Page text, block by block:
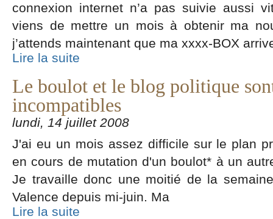
connexion internet n’a pas suivie aussi
viens de mettre un mois à obtenir ma
j’attends maintenant que ma xxxx-BOX
Lire la suite
Le boulot et le blog politique
incompatibles
lundi, 14 juillet 2008
J'ai eu un mois assez difficile sur le plan
en cours de mutation d'un boulot* à un
Je travaille donc une moitié de la
Valence depuis mi-juin. Ma
Lire la suite